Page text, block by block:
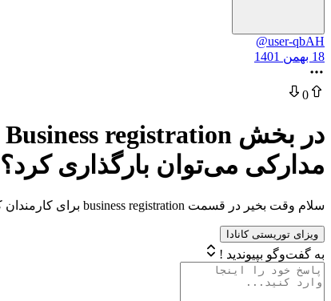
@user-qbAH
18 بهمن 1401
0
مدارکی می‌توان بارگذاری کرد؟
سلام وقت بخیر در قسمت business registration برای کارمندان که جواز کسب و اظهارنامه مالیاتی ندارند چه چیزی باید آپلود بشه؟ ممنونم
ویزای توریستی کانادا
به گفت‌وگو بپیوندید !